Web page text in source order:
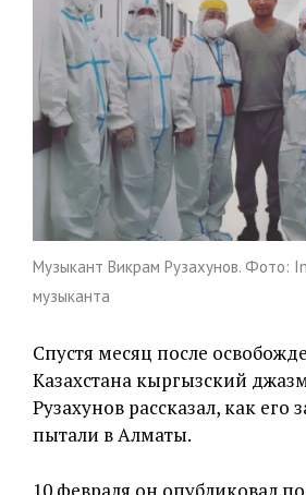
Музыкант Викрам Рузахунов. Фото:
музыканта
Спустя месяц после
Казахстана кыргызский
Рузахунов рассказал, как его
пытали в Алматы.
10 февраля он опубликовал